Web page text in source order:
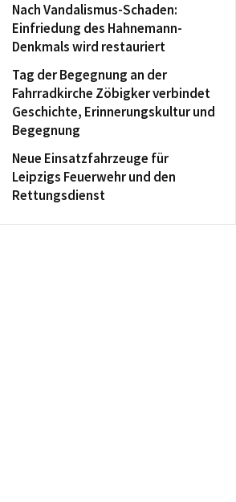
Nach Vandalismus-Schaden:
Einfriedung des Hahnemann-
Denkmals wird restauriert
Tag der Begegnung an der
Fahrradkirche Zöbigker verbindet
Geschichte, Erinnerungskultur und
Begegnung
Neue Einsatzfahrzeuge für
Leipzigs Feuerwehr und den
Rettungsdienst